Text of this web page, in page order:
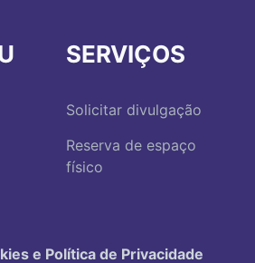
SERVIÇOS
Solicitar divulgação
Reserva de espaço
físico
e Política de Privacidade